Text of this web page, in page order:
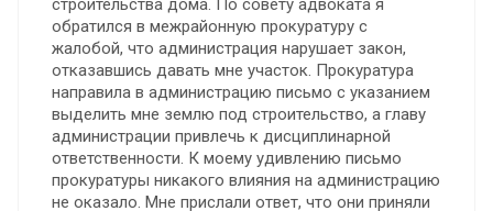
строительства дома. По совету адвоката я
обратился в межрайонную прокуратуру с
жалобой, что администрация нарушает закон,
отказавшись давать мне участок. Прокуратура
направила в администрацию письмо с указанием
выделить мне землю под строительство, а главу
администрации привлечь к дисциплинарной
ответственности. К моему удивлению письмо
прокуратуры никакого влияния на администрацию
не оказало. Мне прислали ответ, что они приняли